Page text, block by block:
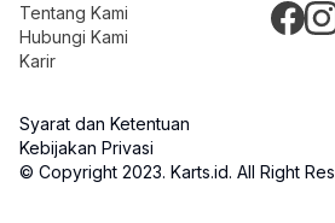
Tentang Kami
Hubungi Kami
Karir
Syarat dan Ketentuan
Kebijakan Privasi
© Copyright 2023. Karts.id. All Right